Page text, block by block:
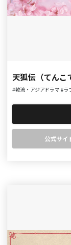
天狐伝（てんこ
#韓流・アジアドラマ #ラ
公式サイ